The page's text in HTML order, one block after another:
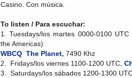
Casino. Con música.
To listen / Para escuchar:
1. Tuesdays/los martes 0000-0100
the Americas):
WBCQ The Planet, 7490 Khz
2. Fridays/los viernes 1100-1200 UTC,
3. Saturdays/los sábados 1200-1300